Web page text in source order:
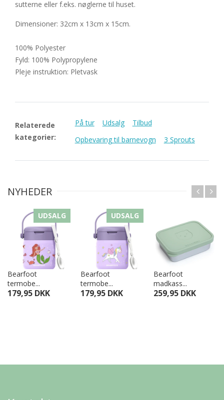
sutterne eller f.eks. nøglerne til huset.
Dimensioner: 32cm x 13cm x 15cm.
100% Polyester
Fyld: 100% Polypropylene
Pleje instruktion: Pletvask
Relaterede
kategorier:
På tur Udsalg
Tilbud
Opbevaring til barnevogn
3 Sprouts
NYHEDER
UDSALG
Bearfoot
termobe...
179,95 DKK
UDSALG
Bearfoot
termobe...
179,95 DKK
Bearfoot
madkass...
259,95 DKK